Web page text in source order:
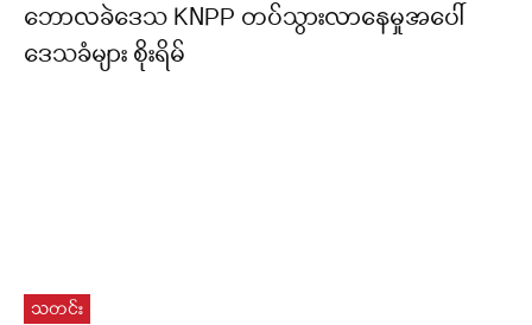
ဘောလခဲဒေသ KNPP တပ်သွားလာနေမှုအပေါ်
ဒေသခံများ စိုးရိမ်
သတင်း